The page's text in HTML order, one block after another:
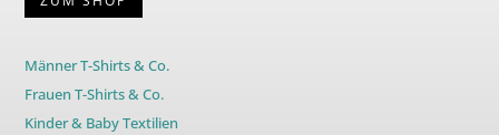
Männer T-Shirts & Co.
Frauen T-Shirts & Co.
Kinder & Baby Textilien